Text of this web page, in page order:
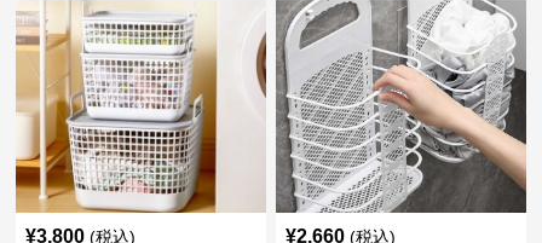
¥3,800 (税込) ¥2,660 (税込)